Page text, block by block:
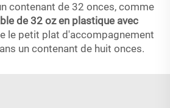
contenant de 32 onces, comme
de 32 oz en plastique avec
le petit plat d'accompagnement
un contenant de huit onces.